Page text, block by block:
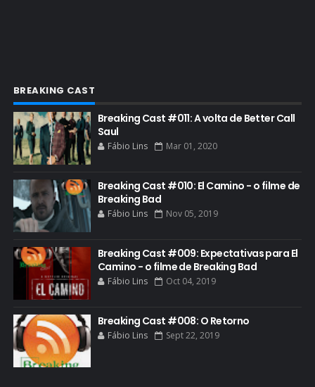
FELIZ NATAL
FILME
GIANCARLO ESPOSITO
GOLDEN GLOBE
GRACEPOINT
GREENBRIER
GUIA DE EPISÓDIOS
GUS FRING
HCATV AWARDS
HCATV AWARDS 2022
HECTOR SALAMANCA
BREAKING CAST
Breaking Cast #011: A volta de Better Call
Saul
Fábio Lins Mar 01, 2020
Breaking Cast #010: El Camino - o filme de
Breaking Bad
Fábio Lins Nov 05, 2019
Breaking Cast #009: Expectativas para El
Camino - o filme de Breaking Bad
Fábio Lins Oct 04, 2019
Breaking Cast #008: O Retorno
Fábio Lins Sept 22, 2019